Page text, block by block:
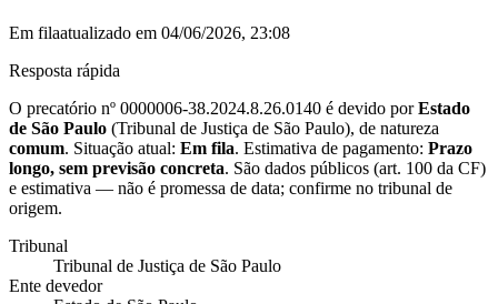
Em filaatualizado em 04/06/2026, 23:08
Resposta rápida
O precatório nº 0000006-38.2024.8.26.0140 é devido porEstado
de São Paulo (Tribunal de Justiça de São Paulo), de natureza
comum. Situação atual: Em fila. Estimativa de pagamento: Prazo
longo, sem previsão concreta. São dados públicos (art. 100 da CF)
e estimativa — não é promessa de data; confirme no tribunal de
origem.
Tribunal
Tribunal de Justiça de São Paulo
Ente devedor